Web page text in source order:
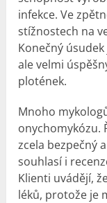
infekce. Ve
stížnostech na
Konečný
ale velmi
plotének.
Mnoho
onychomykózu.
zcela bezpečný
souhlasí i
Klienti uvádějí,
léků, protože je